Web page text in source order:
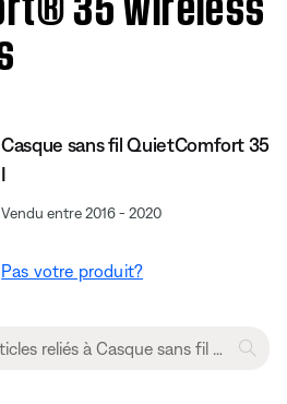
Casque sans fil QuietComfort 35
I
Vendu entre 2016 - 2020
Pas votre produit?